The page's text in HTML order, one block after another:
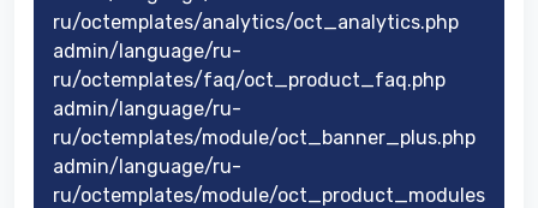
ru/octemplates/analytics/oct_analytics.php
admin/language/ru-
ru/octemplates/faq/oct_product_faq.php
admin/language/ru-
ru/octemplates/module/oct_banner_plus.php
admin/language/ru-
ru/octemplates/module/oct_product_modules